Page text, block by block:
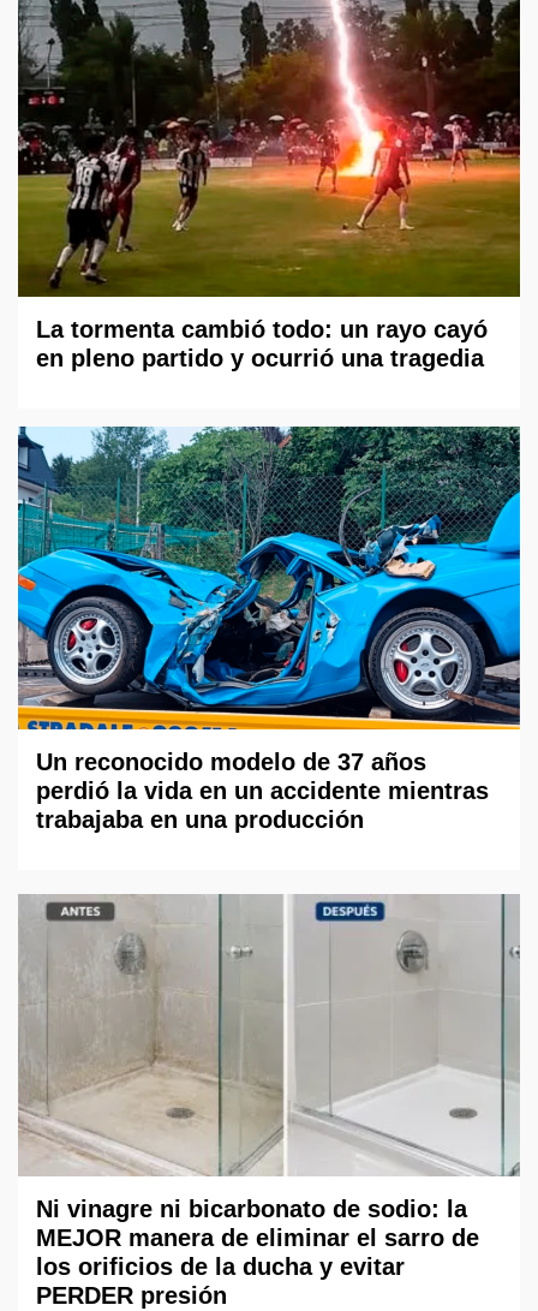
La tormenta cambió todo: un rayo cayó
en pleno partido y ocurrió una tragedia
Un reconocido modelo de 37 años
perdió la vida en un accidente mientras
trabajaba en una producción
Ni vinagre ni bicarbonato de sodio: la
MEJOR manera de eliminar el sarro de
los orificios de la ducha y evitar
PERDER presión